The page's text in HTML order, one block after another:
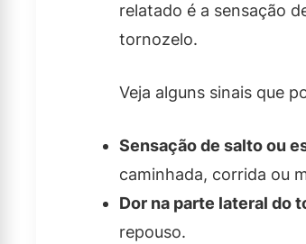
relatado é a sensação
tornozelo.
Veja alguns sinais que
Sensação de salto ou
caminhada, corrida ou
Dor na parte lateral do
repouso.